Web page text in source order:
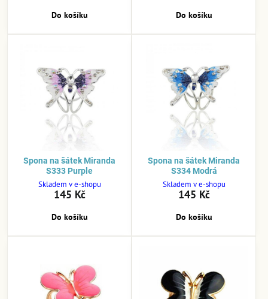
Do košíku Do košíku
Spona na šátek Miranda
S333 Purple
Skladem v e-shopu
145 Kč
Do košíku
Spona na šátek Miranda
S334 Modrá
Skladem v e-shopu
145 Kč
Do košíku